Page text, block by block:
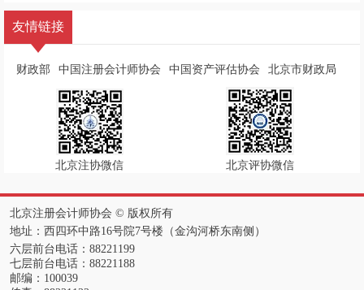
友情链接
财政部 中国注册会计师协会 中国资产评估协会 北京市财政局
北京注协微信 北京评协微信
北京注册会计师协会 ©️ 版权所有
地址：西四环中路16号院7号楼（金沟河桥东南侧）
六层前台电话：88221199
七层前台电话：88221188
邮编：100039